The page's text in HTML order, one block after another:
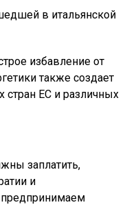
в итальянской
избавление от
также создает
стран ЕС и различных
заплатить,
и